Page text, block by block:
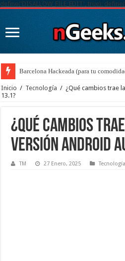
define('DISALLOW_FILE_EDIT', true);
Barcelona Hackeada (para tu
Inicio / Tecnología / ¿Qué cambios trae
13.1?
¿Qué cambios
versión Android
TM 27 Enero, 2025 Tecnología